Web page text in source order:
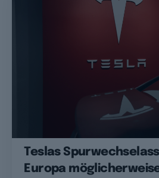
Teslas
Europa